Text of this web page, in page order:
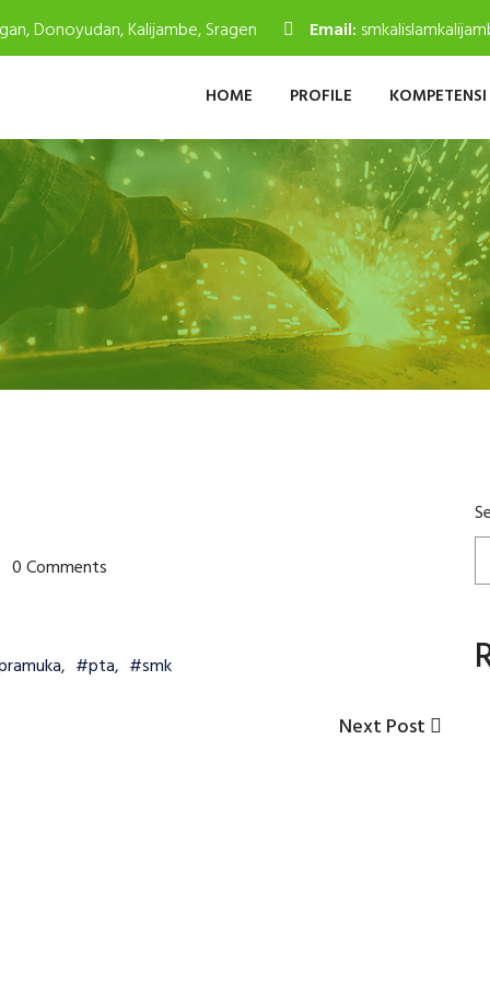
Donoyudan, Kalijambe, Sragen Email:
HOME PROFILE
0 Comments
, #pta, #smk
Next
Next Post